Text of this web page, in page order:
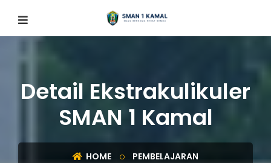
Detail Ekstrakulikuler
SMAN 1 Kamal
HOME
PEMBELAJARAN